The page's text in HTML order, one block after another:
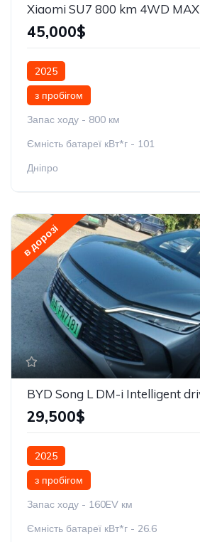
Xiaomi SU7 800 km 4WD MAX
45,000$
2025
з пробігом
Запас ходу - 800 км
Ємність батареї кВт*г - 101
Дніпро
в дорозі
29,500$
2025
з пробігом
Запас ходу - 160EV км
Ємність батареї кВт*г - 26.6